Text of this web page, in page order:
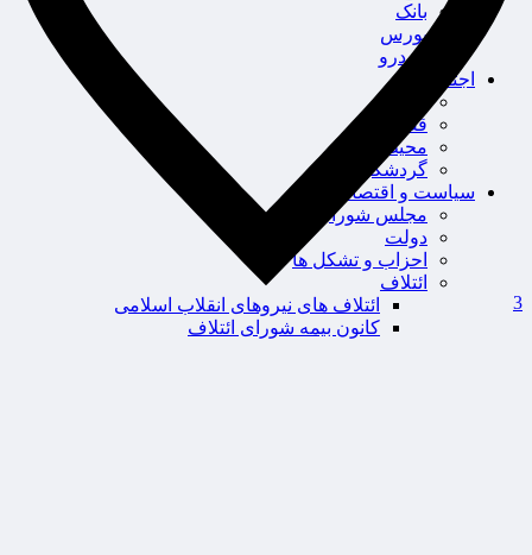
بانک
بورس
خودرو
اجتماعی
سلامت
قضایی
محیط زیست
گردشگری
سیاست و اقتصاد
مجلس شورای اسلامی
دولت
احزاب و تشکل ها
ائتلاف
ائتلاف های نیروهای انقلاب اسلامی
کانون بیمه شورای ائتلاف
3